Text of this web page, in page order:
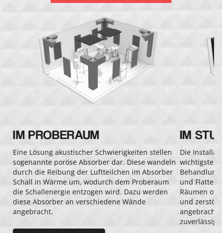
IM PROBERAUM
Eine Lösung akustischer Schwierigkeiten stellen
sogenannte poröse Absorber dar. Diese wandeln
durch die Reibung der Luftteilchen im Absorber
Schall in Wärme um, wodurch dem Proberaum
die Schallenergie entzogen wird. Dazu werden
diese Absorber an verschiedene Wände
angebracht.
IM
Die
wichtigste
und
Räumen oft
und
angebracht,
zuverlässig.